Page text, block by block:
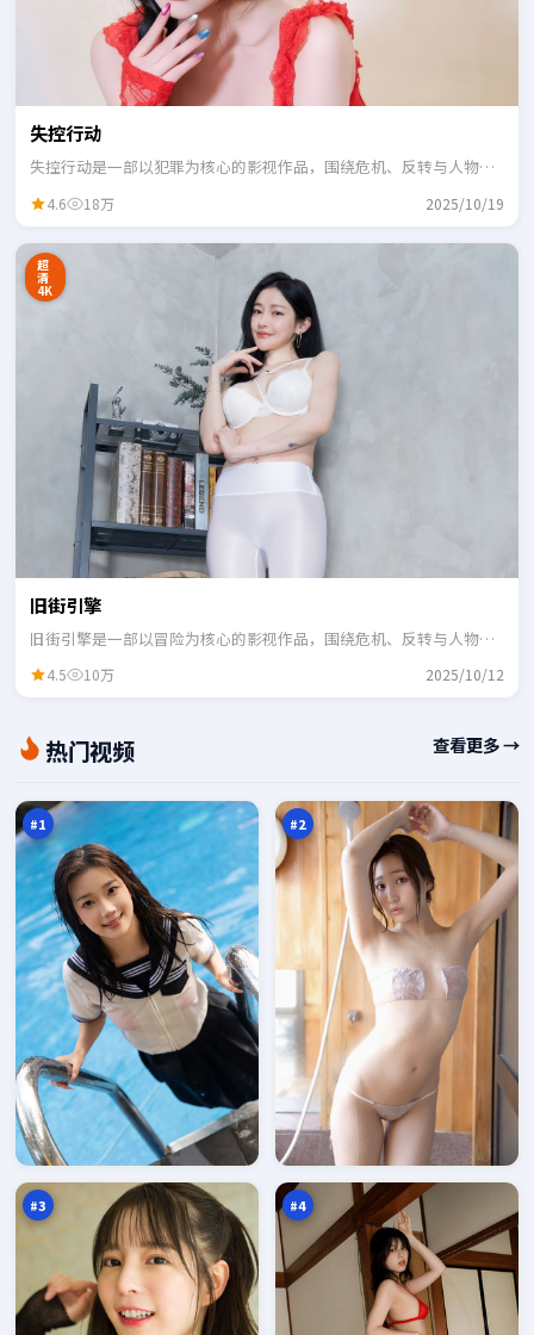
失控行动
失控行动是一部以犯罪为核心的影视作品，围绕危机、反转与人物成
4.6 18万 2025/10/19
超
清
4K
旧街引擎
旧街引擎是一部以冒险为核心的影视作品，围绕危机、反转与人物成
4.5 10万 2025/10/12
热门视频 查看更多 →
#1
面
引 98
#2
#3
星
河
暗
涌
96
万
#4
回
声
疑
踪
96
万